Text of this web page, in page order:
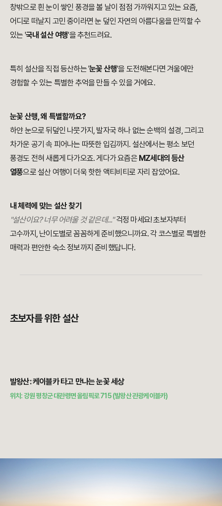
창밖으로 흰 눈이 쌓인 풍경을 볼 날이 점점 가까워지고 있는 요즘,
어디로 떠날지 고민 중이라면 눈 덮인 자연의 아름다움을 만끽할 수
있는 '국내 설산 여행'을 추천드려요.
특히 설산을 직접 등산하는 '눈꽃 산행'을 도전해본다면 겨울에만
경험할 수 있는 특별한 추억을 만들 수 있을 거에요.
눈꽃 산행, 왜 특별할까요?
하얀 눈으로 뒤덮인 나뭇가지, 발자국 하나 없는 순백의 설경, 그리고
차가운 공기 속 피어나는 따뜻한 입김까지. 설산에서는 평소 보던
풍경도 전혀 새롭게 다가오죠. 게다가 요즘은 MZ세대의 등산
열풍으로 설산 여행이 더욱 핫한 액티비티로 자리 잡았어요.
내 체력에 맞는 설산 찾기
"설산이요? 너무 어려울 것 같은데..."걱정 마세요! 초보자부터
고수까지, 난이도별로 꼼꼼하게 준비했으니까요. 각 코스별로 특별한
매력과 편안한 숙소 정보까지 준비했답니다.
초보자를 위한 설산
발왕산: 케이블카 타고 만나는 눈꽃 세상
위치: 강원 평창군 대관령면 올림픽로 715 (발왕산 관광케이블카)